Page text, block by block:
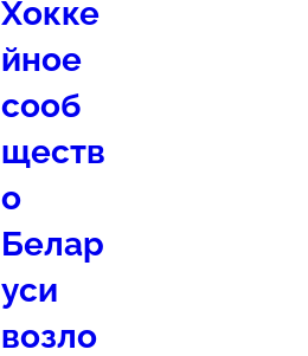
Хокке
йное
сооб
ществ
о
Белар
уси
возло